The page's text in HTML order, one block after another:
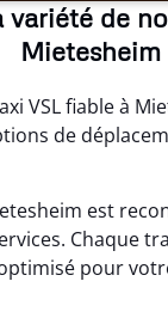
variété de
Mietesheim
VSL fiable à
de
est
Chaque
pour